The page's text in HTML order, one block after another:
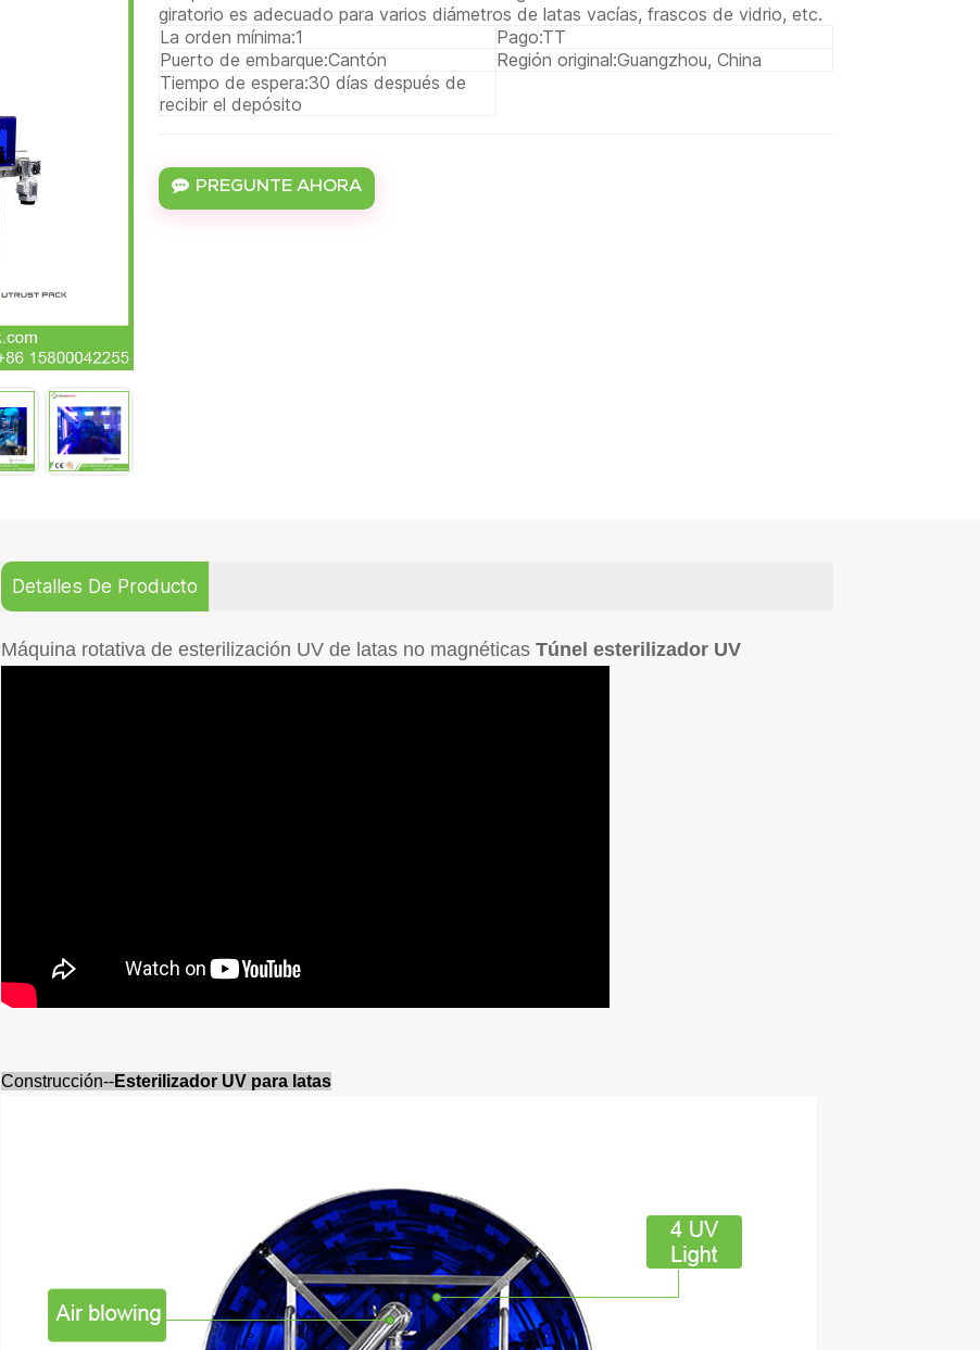
giratorio es adecuado para varios diámetros de latas vacías, frascos de vidrio, etc.
La orden mínima:1 Pago:TT
Puerto de embarque:Cantón Región original:Guangzhou, China
Tiempo de espera:30 días después de
recibir el depósito
PREGUNTE AHORA
Detalles De Producto
Máquina rotativa de esterilización UV de latas no magnéticas Túnel esterilizador UV
Construcción--Esterilizador UV para latas